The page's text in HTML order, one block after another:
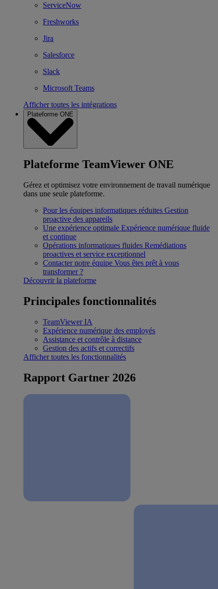
ServiceNow
Freshworks
Jira
Salesforce
Slack
Microsoft Teams
Afficher toutes les intégrations
Plateforme ONE
Plateforme TeamViewer ONE
Gérez et optimisez votre environnement de travail numérique
dans une seule plateforme.
Pour les équipes informatiques réduites Gestion
proactive des appareils
Une expérience optimale Expérience numérique fluide
et continue
Opérations informatiques fluides Remédiations
proactives et service exceptionnel
Contacter notre équipe Vous êtes prêt à vous
transformer ?
Découvrir la plateforme
Principales fonctionnalités
TeamViewer IA
Expérience numérique des employés
Assistance et contrôle à distance
Gestion des actifs et correctifs
Afficher toutes les fonctionnalités
Rapport Gartner 2026